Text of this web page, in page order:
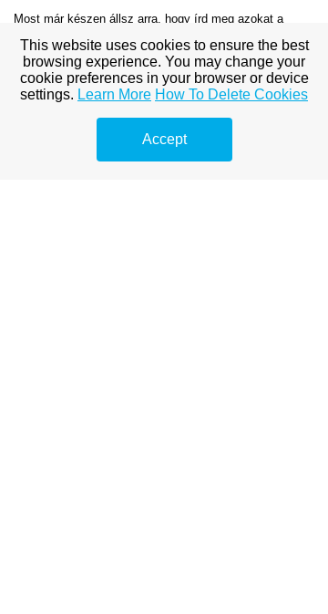
Most már készen állsz arra, hogy írd meg azokat a
és kevésbé tájékozottak lesznek, mint a tudományos
olvasók. Tudomásul vette a magazinban használt
nyelvet, amelyre a cikket benyújtja - az olvasó
érdeklődésére számot tartó nyelv, de nem szakítja meg
őket szakterületen.
View full site
This website uses cookies to ensure the best
browsing experience. You may change your
cookie preferences in your browser or device
settings. Learn More How To Delete Cookies
Accept